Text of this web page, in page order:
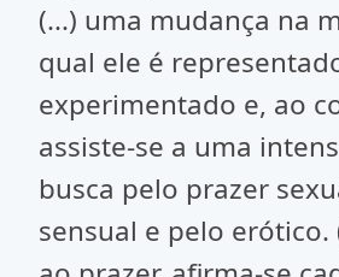
(...) uma mudança na
qual ele é
experimentado e, ao
assiste-se a uma
busca pelo prazer
sensual e pelo erótico.